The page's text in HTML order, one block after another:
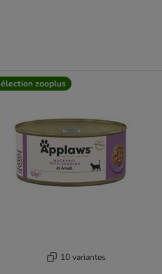
zooplus
10 variantes